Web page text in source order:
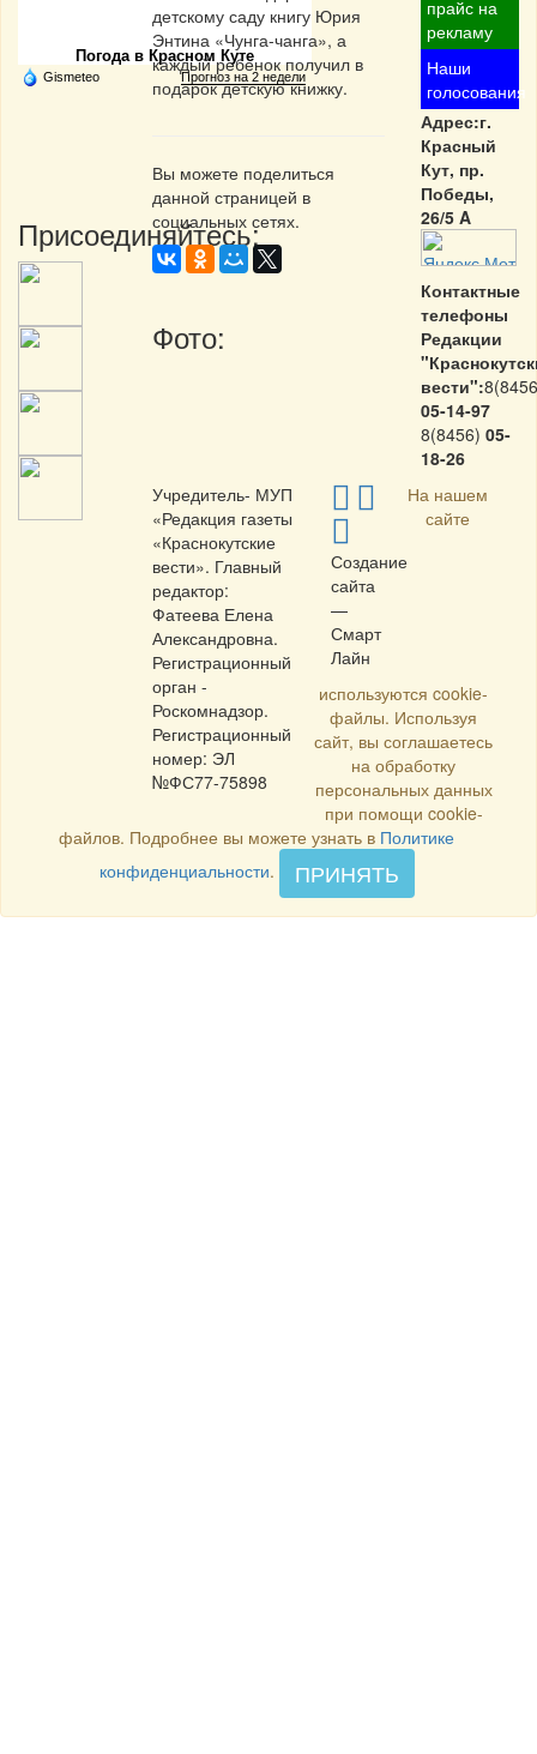
Частная реклама
Погода в Красном Куте
Gismeteo Прогноз на 2 недели
Присоединяйтесь:
детскому саду книгу Юрия
Энтина «Чунга-чанга», а
каждый ребенок получил в
подарок детскую книжку.
Вы можете поделиться
данной страницей в
социальных сетях.
Фото:
прайс на
рекламу
Наши
голосования
Адрес:г.
Красный
Кут, пр.
Победы,
26/5 A
Контактные
телефоны
Редакции
вести":
05-14-97
8(8456) 05-
18-26
Учредитель- МУП
«Редакция газеты
«Краснокутские
вести». Главный
редактор:
Фатеева Елена
Александровна.
Регистрационный
орган -
Роскомнадзор.
Регистрационный
номер: ЭЛ
№ФС77-75898
Создание
сайта
—
Смарт
Лайн
На нашем
сайте
используются cookie-
файлы. Используя
сайт, вы соглашаетесь
на обработку
персональных данных
при помощи cookie-
файлов. Подробнее вы можете узнать в Политике
конфиденциальности. ПРИНЯТЬ